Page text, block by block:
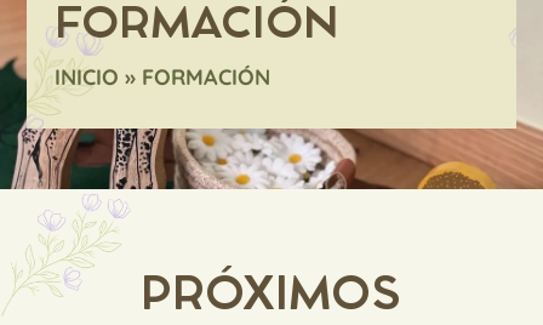
FORMACIÓN
INICIO » FORMACIÓN
PRÓXIMOS